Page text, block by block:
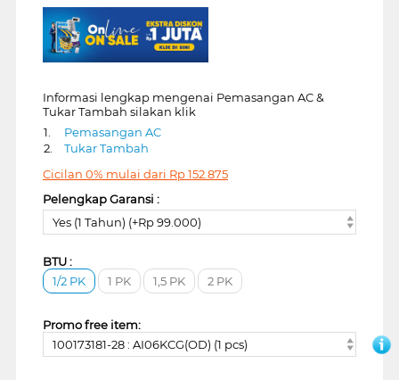
Informasi lengkap mengenai Pemasangan AC &
Tukar Tambah silakan klik
1.
Pemasangan AC
2.
Tukar Tambah
Cicilan 0% mulai dari Rp152.875
Pelengkap Garansi :
Yes (1 Tahun) (+Rp 99.000)
BTU :
1/2 PK
1 PK 1,5 PK 2 PK
Promo free item:
100173181-28 : AI06KCG(OD) (1 pcs)